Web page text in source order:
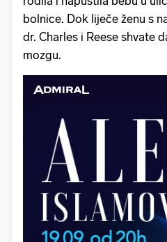
bolnice. Dok liječe ženu s
dr. Charles i Reese shvate
mozgu.